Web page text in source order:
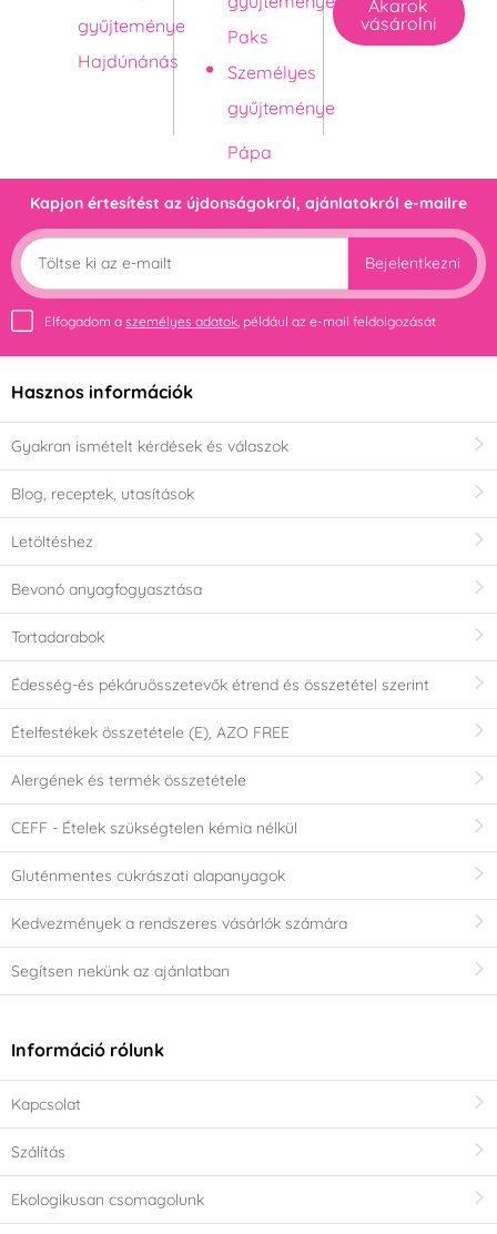
gyűjteménye
Hajdúnánás
Paks
Személyes
gyűjteménye
Akarok
vásárolni
Kapjon értesítést az újdonságokról, ajánlatokról e-mailre
Bejelentkezni
Elfogadom a személyes adatok , például az e-mail feldolgozását
Hasznos információk
Gyakran ismételt kérdések és válaszok
Blog, receptek, utasítások
Letöltéshez
Bevonó anyagfogyasztása
Tortadarabok
Édesség-és pékáruösszetevők étrend és összetétel szerint
Ételfestékek összetétele (E), AZO FREE
Alergének és termék összetétele
CEFF - Ételek szükségtelen kémia nélkül
Gluténmentes cukrászati alapanyagok
Kedvezmények a rendszeres vásárlók számára
Segítsen nekünk az ajánlatban
Információ rólunk
Kapcsolat
Szálítás
Ekologikusan csomagolunk